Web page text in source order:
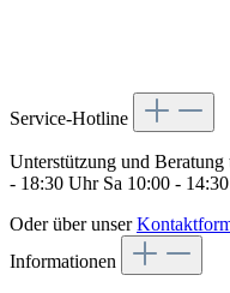
Service-Hotline
Unterstützung und Beratung
- 18:30 Uhr Sa 10:00 -
Oder über unser
Informationen